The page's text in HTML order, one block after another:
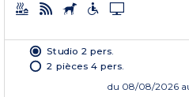
Studio 2 pers.
2 pièces 4 pers.
du 08/08/2026